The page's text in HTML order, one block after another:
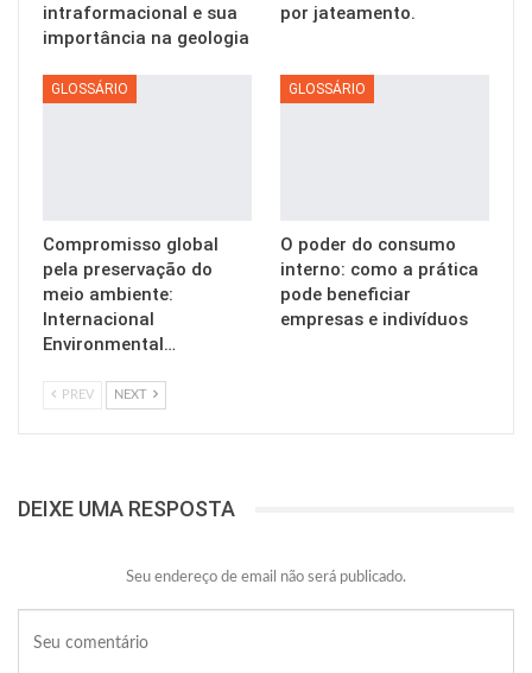
intraformacional e sua
importância na geologia
por jateamento.
GLOSSÁRIO
Compromisso global
pela preservação do
meio ambiente:
Internacional
Environmental…
GLOSSÁRIO
O poder do consumo
interno: como a prática
pode beneficiar
empresas e indivíduos
PREV NEXT
DEIXE UMA RESPOSTA
Seu endereço de email não será publicado.